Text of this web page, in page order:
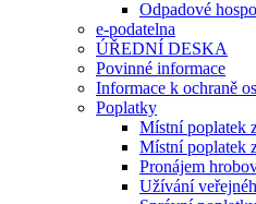
Odpadové
e-podatelna
ÚŘEDNÍ DESKA
Povinné informace
Informace k ochraně
Poplatky
Místní poplatek
Místní poplatek
Pronájem
Užívání